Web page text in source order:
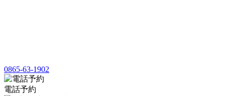
0865-63-1902
電話予約